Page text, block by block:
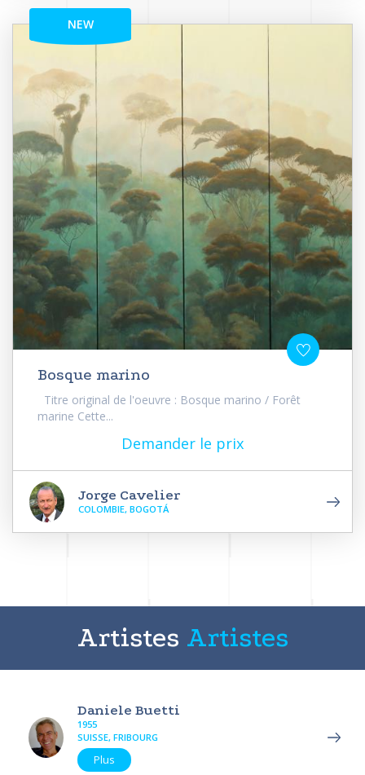
NEW
Bosque marino
Titre original de l'oeuvre : Bosque marino / Forêt
marine Cette...
Demander le prix
Jorge Cavelier
COLOMBIE, BOGOTÁ
Artistes Artistes
Daniele Buetti
1955
SUISSE, FRIBOURG
Plus